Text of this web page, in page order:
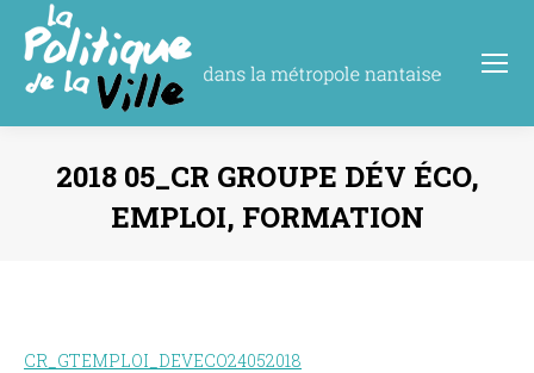
2018 05_CR GROUPE DÉV ÉCO,
EMPLOI, FORMATION
CR_GTEMPLOI_DEVECO24052018